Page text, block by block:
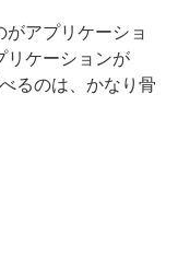
アプリケーショ
リケーションが
るのは、かなり骨